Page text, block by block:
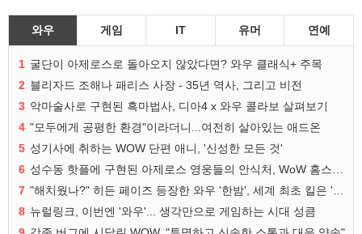
와우 게임 IT 유머 연예
1 굴단이 아제로스로 돌아오지 않았다면? 와우 클래식+ 주목
2 블리자드 조해나 패리스 사장 - 35년 역사, 그리고 비전
3 악마술사로 구현된 흑마법사, 디아4 x 와우 콜라보 살펴보기
4 "모두에게 공평한 환경"이라더니...여전히 살아있는 애드온
5 성기사에 취하는 WOW 단편 애니, '신성한 모든 것'
6
7
8 뉴럴링크, 이번엔 '와우'... 생각만으로 게임하는 시대 성큼